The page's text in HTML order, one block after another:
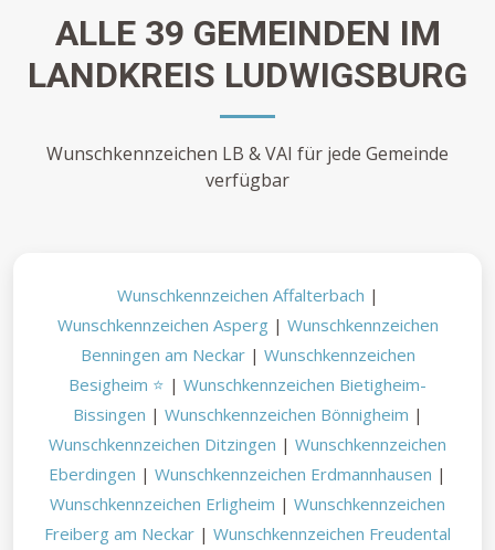
ALLE 39 GEMEINDEN IM
LANDKREIS LUDWIGSBURG
Wunschkennzeichen LB & VAI für jede Gemeinde
verfügbar
Wunschkennzeichen Affalterbach |
Wunschkennzeichen Asperg| Wunschkennzeichen
Benningen am Neckar| Wunschkennzeichen
Besigheim ⭐ | Wunschkennzeichen Bietigheim-
Bissingen | Wunschkennzeichen Bönnigheim |
Wunschkennzeichen Ditzingen | Wunschkennzeichen
Eberdingen | Wunschkennzeichen Erdmannhausen |
Wunschkennzeichen Erligheim | Wunschkennzeichen
Freiberg am Neckar | Wunschkennzeichen Freudental